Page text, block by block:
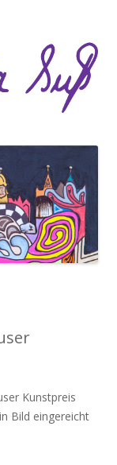
Kunstpreis
Bild eingereicht